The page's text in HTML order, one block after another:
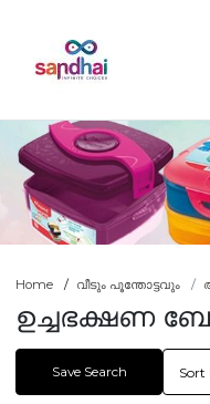
Home വീടും പൂന്തോട്ടവും
ഉച്ചഭക്ഷണ
Save Search